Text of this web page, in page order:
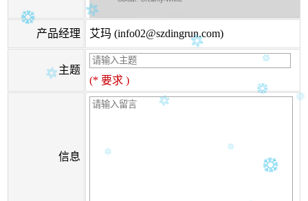
产品经理 艾玛 (info02@szdingrun.com)
主题
(* 要求 )
信息